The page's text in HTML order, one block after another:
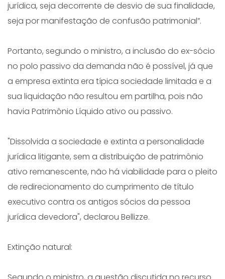
jurídica, seja decorrente de desvio de sua finalidade,
seja por manifestação de confusão patrimonial”.
Portanto, segundo o ministro, a inclusão do ex-sócio
no polo passivo da demanda não é possível, já que
a empresa extinta era típica sociedade limitada e a
sua liquidação não resultou em partilha, pois não
havia Patrimônio Líquido ativo ou passivo.
"Dissolvida a sociedade e extinta a personalidade
jurídica litigante, sem a distribuição de patrimônio
ativo remanescente, não há viabilidade para o pleito
de redirecionamento do cumprimento de título
executivo contra os antigos sócios da pessoa
jurídica devedora", declarou Bellizze.
Extinção natural: